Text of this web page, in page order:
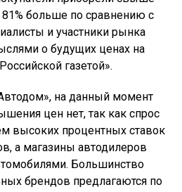
81% больше по сравнению с
и участники рынка
о будущих ценах на
газетой».
на данный момент
цен нет, так как спрос
высоких процентных ставок
а магазины автодилеров
Большинство
брендов предлагаются по